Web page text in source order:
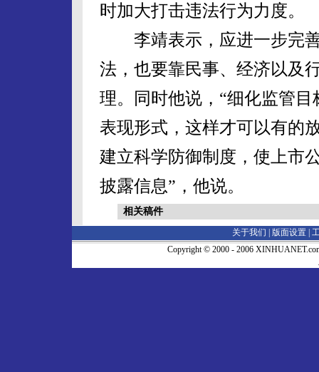
时加大打击违法行为力度。
李靖表示，应进一步完善
法，也要靠民事、经济以及
理。同时他说，“细化监管
表现形式，这样才可以有的
建立科学防御制度，使上市
披露信息”，他说。
相关稿件
关于我们 | 版面设置
Copyright © 2000 - 2006